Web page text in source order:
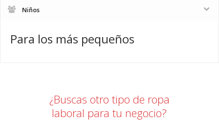
Niños
Para los más pequeños
¿Buscas otro tipo de ropa
laboral para tu negocio?